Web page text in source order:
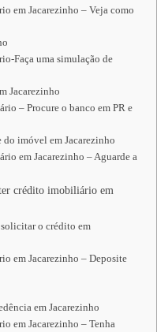
em Jacarezinho – Veja como
Faça uma simulação de
Jacarezinho
– Procure o banco em PR e
do imóvel em Jacarezinho
em Jacarezinho – Aguarde a
crédito imobiliário em
o crédito em
em Jacarezinho – Deposite
em Jacarezinho
em Jacarezinho – Tenha